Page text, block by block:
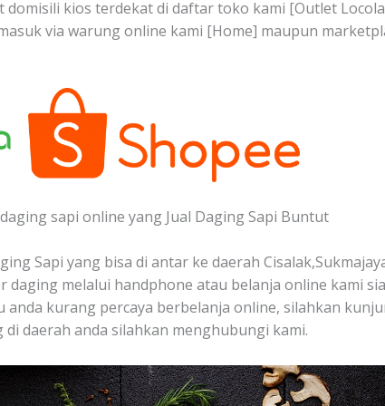
kios terdekat di daftar toko kami [Outlet
via warung online kami [Home] maupun
sapi online yang Jual Daging Sapi Buntut
Sapi yang bisa di antar ke daerah
melalui handphone atau belanja online kami
anda kurang percaya berbelanja online, silahkan
daerah anda silahkan menghubungi kami.